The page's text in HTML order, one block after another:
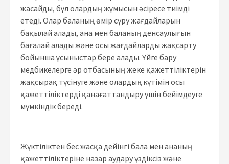
жасайды, бұл олардың жұмысын әсіресе тиімді
етеді. Олар баланың өмір сүру жағдайларын
бақылай алады, ана мен баланың денсаулығын
бағалай алады және осы жағдайларды жақсарту
бойынша ұсыныстар бере алады. Үйге бару
медбикелерге әр отбасының жеке қажеттіліктерін
жақсырақ түсінуге және олардың күтімін осы
қажеттіліктерді қанағаттандыру үшін бейімдеуге
мүмкіндік береді.
Жүктіліктен бес жасқа дейінгі бала мен ананың
қажеттіліктеріне назар аудару үздіксіз және